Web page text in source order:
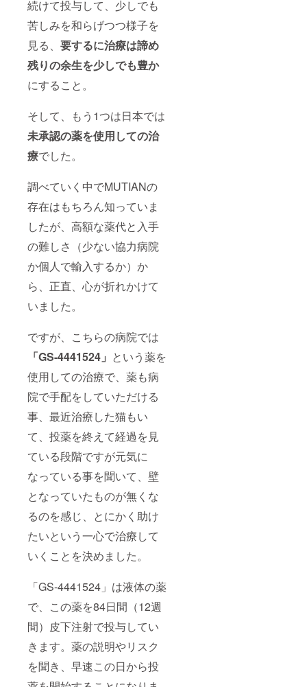
続けて投与して、少しでも
苦しみを和らげつつ様子を
見る、 要するに治療は諦め
残りの余生を少しでも豊か
にすること。
そして、もう1つは日本では
未承認の薬を使用しての治
療でした。
調べていく中でMUTIANの
存在はもちろん知っていま
したが、高額な薬代と入手
の難しさ（少ない協力病院
か個人で輸入するか）か
ら、正直、心が折れかけて
いました。
ですが、こちらの病院では
「GS-4441524」 という薬を
使用しての治療で、薬も病
院で手配をしていただける
事、最近治療した猫もい
て、投薬を終えて経過を見
ている段階ですが元気に
なっている事を聞いて、壁
となっていたものが無くな
るのを感じ、とにかく助け
たいという一心で治療して
いくことを決めました。
「GS-4441524」は液体の薬
で、この薬を84日間（12週
間）皮下注射で投与してい
きます。薬の説明やリスク
を聞き、早速この日から投